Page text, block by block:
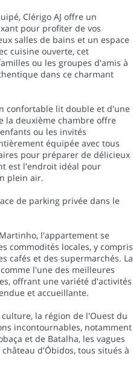
Clérigo AJ offre un
pour profiter de vos
salles de bains et un espace
cuisine ouverte, cet
ou les groupes d'amis à
dans ce charmant
confortable lit double et d'une
la deuxième chambre offre
ou les invités
équipée avec tous
pour préparer de délicieux
est l'endroit idéal pour
plein air.
de parking privée dans le
l'appartement se
commodités locales, y compris
cafés et des supermarchés. La
l'une des meilleures
offrant une variété d'activités
et accueillante.
la région de l'Ouest du
incontournables, notamment
et de Batalha, les vagues
d'Óbidos, tous situés à